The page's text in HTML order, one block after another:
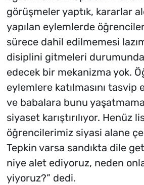
görüşmeler yaptık, kararlar
yapılan eylemlerde
sürece dahil edilmemesi
disiplini gitmeleri
edecek bir mekanizma yok.
eylemlere katılmasını tasvip
ve babalara bunu
siyaset karıştırılıyor. Henüz
öğrencilerimiz siyasi alane
Tepkin varsa sandıkta dile
niye alet ediyoruz, neden
yiyoruz?” dedi.